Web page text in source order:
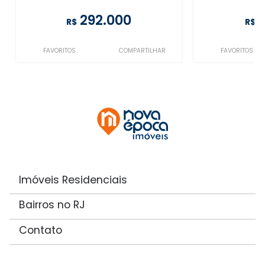
R$ 292.000
FAVORITOS COMPARTILHAR
R$
FAVORITOS
Imóveis Residenciais
Bairros no RJ
Contato